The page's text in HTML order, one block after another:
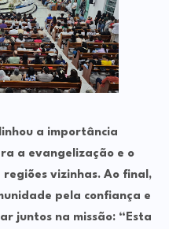
a importância
a evangelização e o
vizinhas. Ao final,
pela confiança e
juntos na missão: “Esta